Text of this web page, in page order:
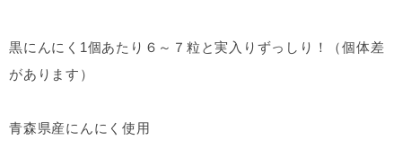
黒にんにく1個あたり６～７粒と実入りずっしり！（個体差
があります）
青森県産にんにく使用